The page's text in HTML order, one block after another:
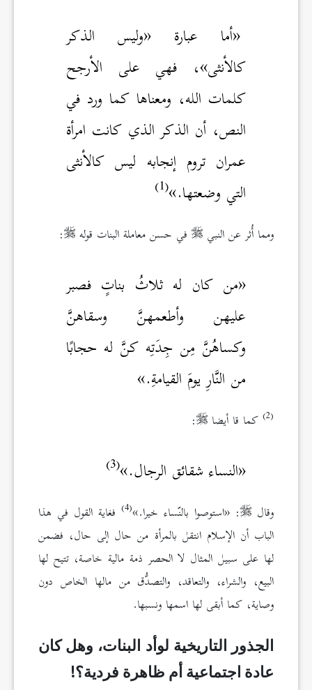
«أما عبارة «وليس الذكر
كالأنثى»، فهي على الأرجح
كلمات الله، ومعناها كما ورد في
النص، أن الذكر الذي كانت امرأة
عمران تروم إنجابه ليس كالأنثى
التي وضعتها.»(1)
ومما أُثر عن النبي في حسن معاملة البنات قوله :
«من كان له ثلاثُ بناتٍ فصبر
عليهن وأطعمهنَّ وسقاهنَّ
وكساهُنَّ مِن جِدَتِه كنَّ له حجابًا
من النَّارِ يومَ القيامةِ.»
(2) كما قا أيضا :
«النساء شقائق الرجال.»(3)
وقال : «استوصوا بالنّساء خيرا.»(4)
فغاية القول في هذا
الباب أن الإسلام انتقل بالمرأة من حال إلى حال، فضمن
لها على سبيل المثال لا الحصر ذمة مالية خاصة، تتيح لها
البيع، والشراء، والتعاقد، والتصدُّق من مالها الخاص دون
وصاية، كما أبقى لها اسمها ونسبها.
الجذور التاريخية لوأد البنات، وهل كان
عادة اجتماعية أم ظاهرة فردية؟!